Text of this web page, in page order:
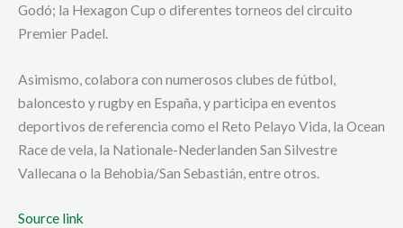
Godó; la Hexagon Cup o diferentes torneos del circuito
Premier Padel.
Asimismo, colabora con numerosos clubes de fútbol,
baloncesto y rugby en España, y participa en eventos
deportivos de referencia como el Reto Pelayo Vida, la Ocean
Race de vela, la Nationale-Nederlanden San Silvestre
Vallecana o la Behobia/San Sebastián, entre otros.
Source link